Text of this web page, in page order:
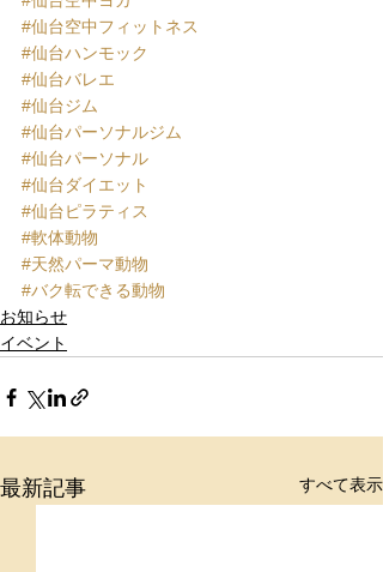
#仙台空中フィットネス
#仙台ハンモック
#仙台バレエ
#仙台ジム
#仙台パーソナルジム
#仙台パーソナル
#仙台ダイエット
#仙台ピラティス
#軟体動物
#天然パーマ動物
#バク転できる動物
お知らせ
イベント
最新記事 すべて表示